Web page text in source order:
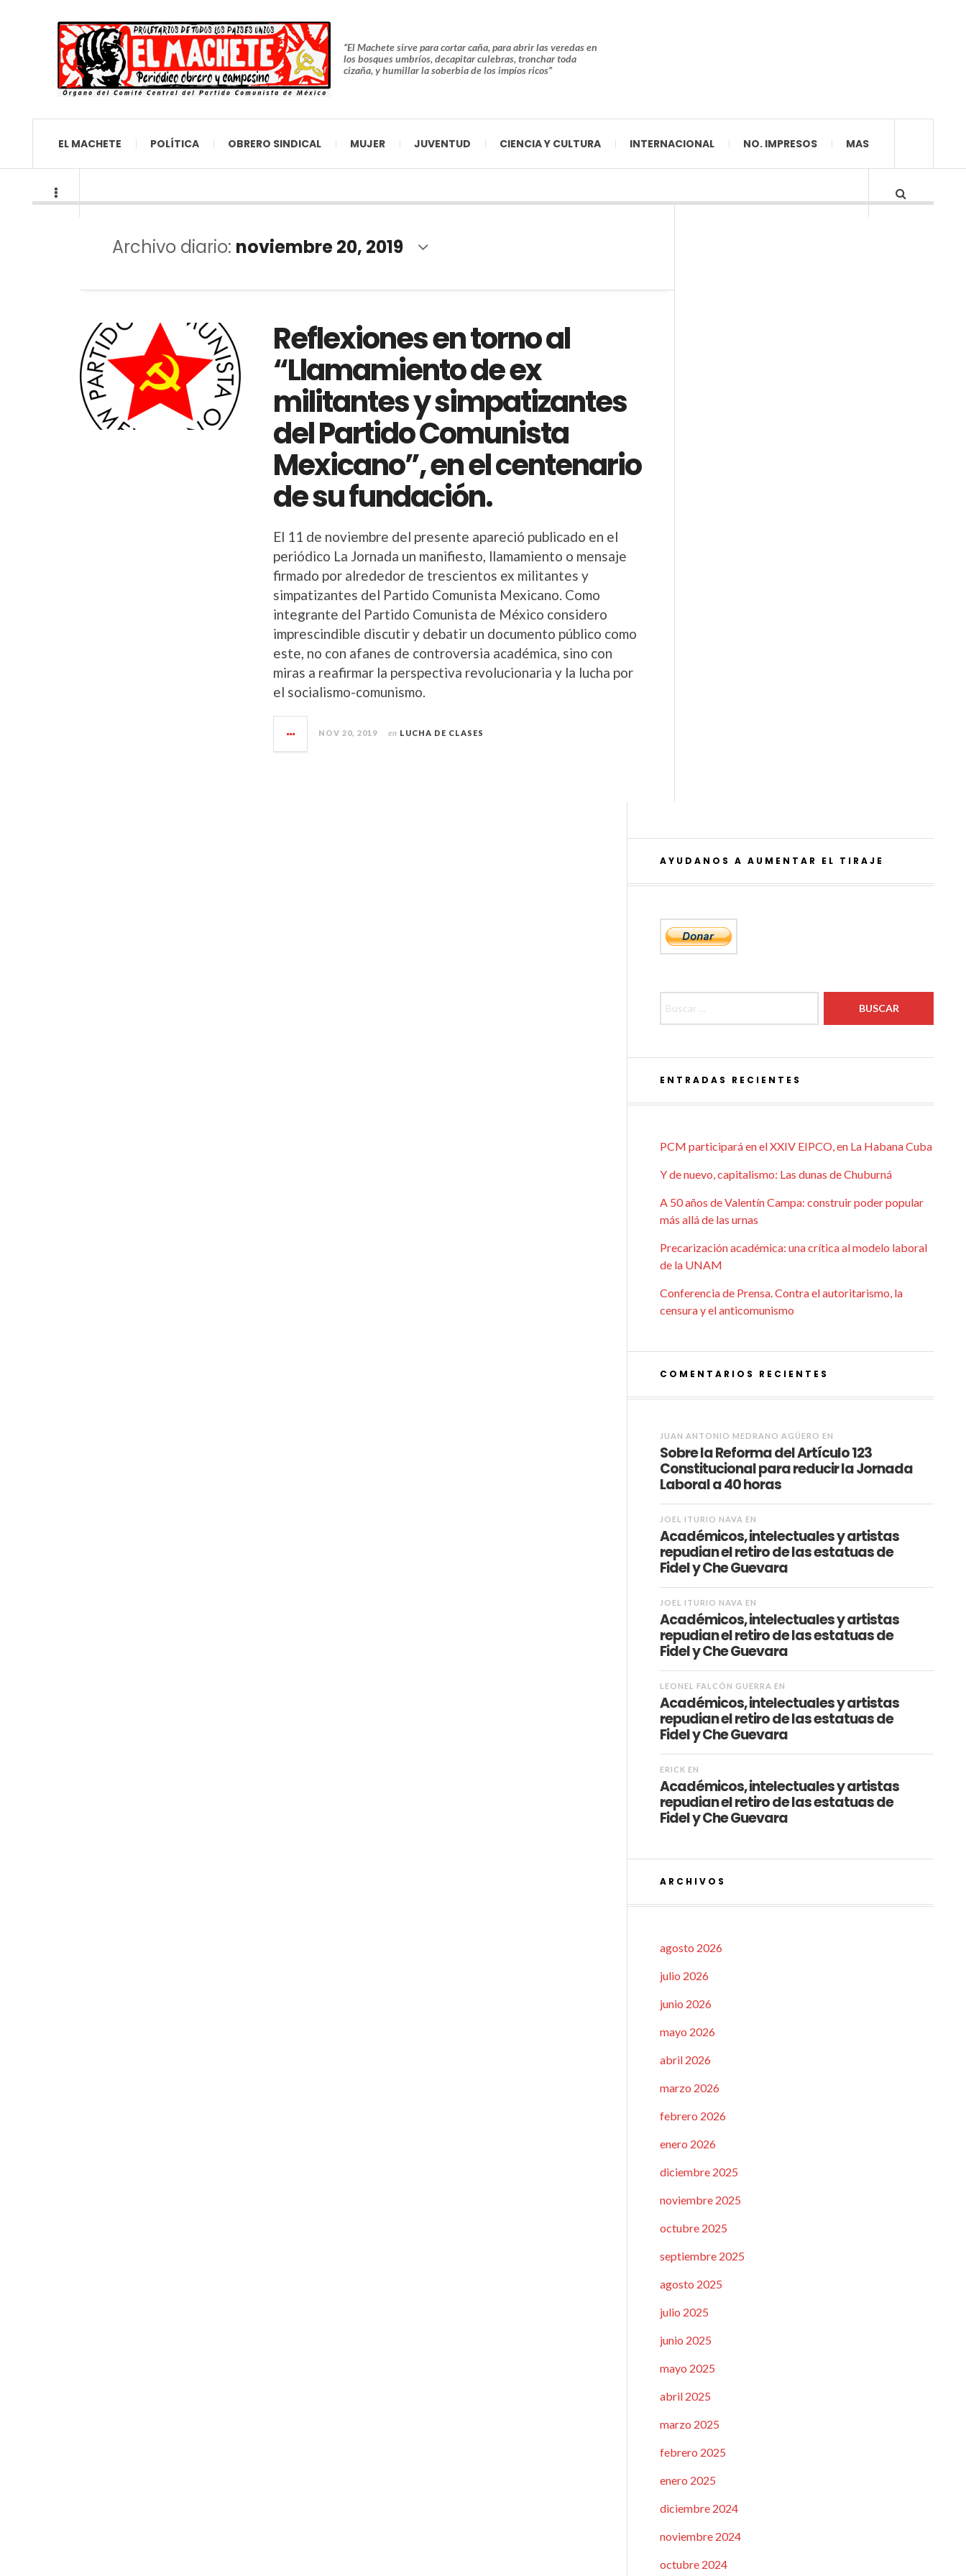
“El Machete sirve para cortar caña, para abrir las veredas en
los bosques umbríos, decapitar culebras, tronchar toda
cizaña, y humillar la soberbia de los impíos ricos”
EL MACHETE POLÍTICA OBRERO SINDICAL MUJER JUVENTUD CIENCIA Y CULTURA INTERNACIONAL NO. IMPRESOS MAS
Archivo diario: noviembre 20, 2019
Reflexiones en torno al
“Llamamiento de ex
militantes y simpatizantes
del Partido Comunista
Mexicano”, en el centenario
de su fundación.
El 11 de noviembre del presente apareció publicado en el
periódico La Jornada un manifiesto, llamamiento o mensaje
firmado por alrededor de trescientos ex militantes y
simpatizantes del Partido Comunista Mexicano. Como
integrante del Partido Comunista de México considero
imprescindible discutir y debatir un documento público como
este, no con afanes de controversia académica, sino con
miras a reafirmar la perspectiva revolucionaria y la lucha por
el socialismo-comunismo.
NOV 20, 2019 en LUCHA DE CLASES
AYUDANOS A AUMENTAR EL TIRAJE
ENTRADAS RECIENTES
PCM participará en el XXIV EIPCO, en La Habana Cuba
Y de nuevo, capitalismo: Las dunas de Chuburná
A 50 años de Valentín Campa: construir poder popular
más allá de las urnas
Precarización académica: una crítica al modelo laboral
de la UNAM
Conferencia de Prensa. Contra el autoritarismo, la
censura y el anticomunismo
COMENTARIOS RECIENTES
JUAN ANTONIO MEDRANO AGÜERO EN
Sobre la Reforma del Artículo 123
Constitucional para reducir la Jornada
Laboral a 40 horas
JOEL ITURIO NAVA EN
Académicos, intelectuales y artistas
repudian el retiro de las estatuas de
Fidel y Che Guevara
JOEL ITURIO NAVA EN
Académicos, intelectuales y artistas
repudian el retiro de las estatuas de
Fidel y Che Guevara
LEONEL FALCÓN GUERRA EN
Académicos, intelectuales y artistas
repudian el retiro de las estatuas de
Fidel y Che Guevara
ERICK EN
Académicos, intelectuales y artistas
repudian el retiro de las estatuas de
Fidel y Che Guevara
ARCHIVOS
agosto 2026
julio 2026
junio 2026
mayo 2026
abril 2026
marzo 2026
febrero 2026
enero 2026
diciembre 2025
noviembre 2025
octubre 2025
septiembre 2025
agosto 2025
julio 2025
junio 2025
mayo 2025
abril 2025
marzo 2025
febrero 2025
enero 2025
diciembre 2024
noviembre 2024
octubre 2024